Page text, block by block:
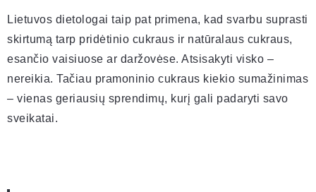
Lietuvos dietologai taip pat primena, kad svarbu suprasti
skirtumą tarp pridėtinio cukraus ir natūralaus cukraus,
esančio vaisiuose ar daržovėse. Atsisakyti visko –
nereikia. Tačiau pramoninio cukraus kiekio sumažinimas
– vienas geriausių sprendimų, kurį gali padaryti savo
sveikatai.